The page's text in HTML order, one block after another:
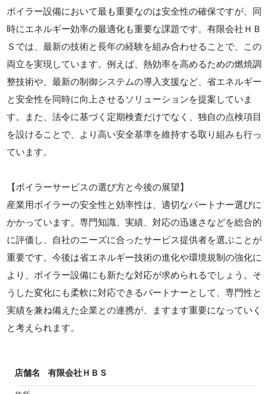
ボイラー設備において最も重要なのは安全性の確保ですが、同
時にエネルギー効率の最適化も重要な課題です。有限会社ＨＢ
Ｓでは、最新の技術と長年の経験を組み合わせることで、この
両立を実現しています。例えば、熱効率を高めるための燃焼調
整技術や、最新の制御システムの導入支援など、省エネルギー
と安全性を同時に向上させるソリューションを提案していま
す。また、法令に基づく定期検査だけでなく、独自の点検項目
を設けることで、より高い安全基準を維持する取り組みも行っ
ています。
【ボイラーサービスの選び方と今後の展望】
産業用ボイラーの安全性と効率性は、適切なパートナー選びに
かかっています。専門知識、実績、対応の迅速さなどを総合的
に評価し、自社のニーズに合ったサービス提供者を選ぶことが
重要です。今後は省エネルギー技術の進化や環境規制の強化に
より、ボイラー設備にも新たな対応が求められるでしょう。そ
うした変化にも柔軟に対応できるパートナーとして、専門性と
実績を兼ね備えた企業との連携が、ますます重要になっていく
と考えられます。
店舗名 有限会社ＨＢＳ